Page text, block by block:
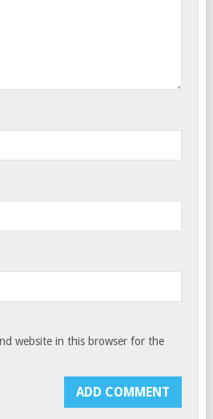
website in this browser for the